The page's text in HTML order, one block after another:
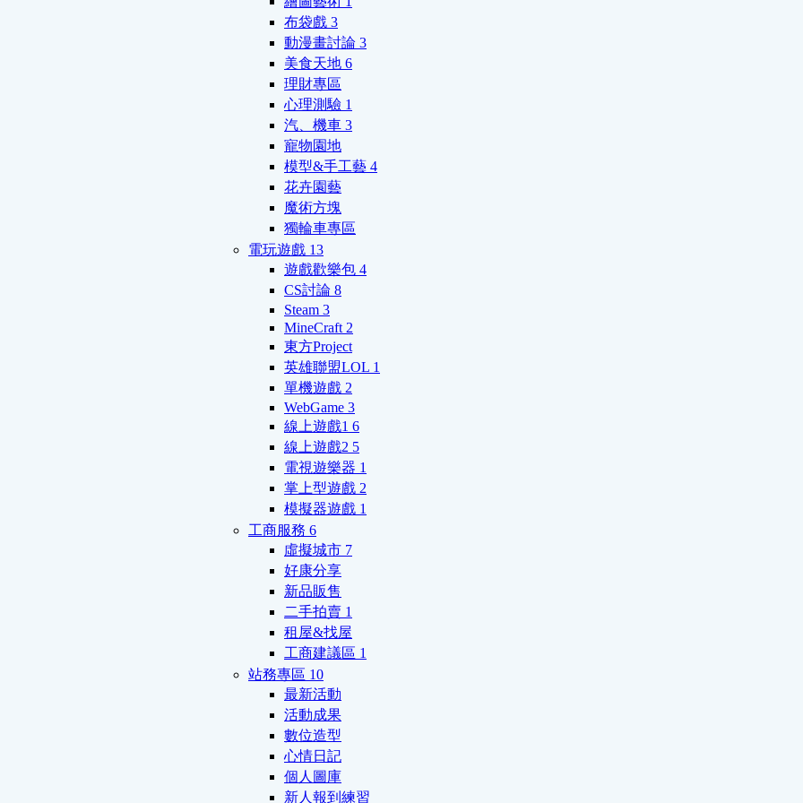
布袋戲 3
動漫畫討論 3
美食天地 6
理財專區
心理測驗 1
汽、機車 3
寵物園地
模型&手工藝 4
花卉園藝
魔術方塊
獨輪車專區
電玩遊戲 13
遊戲歡樂包 4
CS討論 8
Steam 3
MineCraft 2
東方Project
英雄聯盟LOL 1
單機遊戲 2
WebGame 3
線上遊戲1 6
線上遊戲2 5
電視遊樂器 1
掌上型遊戲 2
模擬器遊戲 1
工商服務 6
虛擬城市 7
好康分享
新品販售
二手拍賣 1
租屋&找屋
工商建議區 1
站務專區 10
最新活動
活動成果
數位造型
心情日記
個人圖庫
新人報到練習